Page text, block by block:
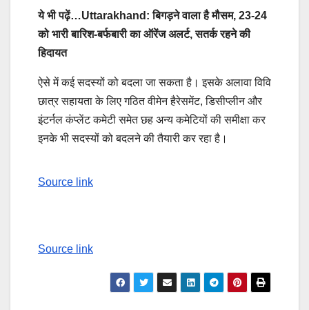
ये भी पढ़ें…Uttarakhand: बिगड़ने वाला है मौसम, 23-24
को भारी बारिश-बर्फबारी का ऑरेंज अलर्ट, सतर्क रहने की
हिदायत
ऐसे में कई सदस्यों को बदला जा सकता है। इसके अलावा विवि
छात्र सहायता के लिए गठित वीमेन हैरेसमेंट, डिसीप्लीन और
इंटर्नल कंप्लेंट कमेटी समेत छह अन्य कमेटियों की समीक्षा कर
इनके भी सदस्यों को बदलने की तैयारी कर रहा है।
Post
Source link
Source link